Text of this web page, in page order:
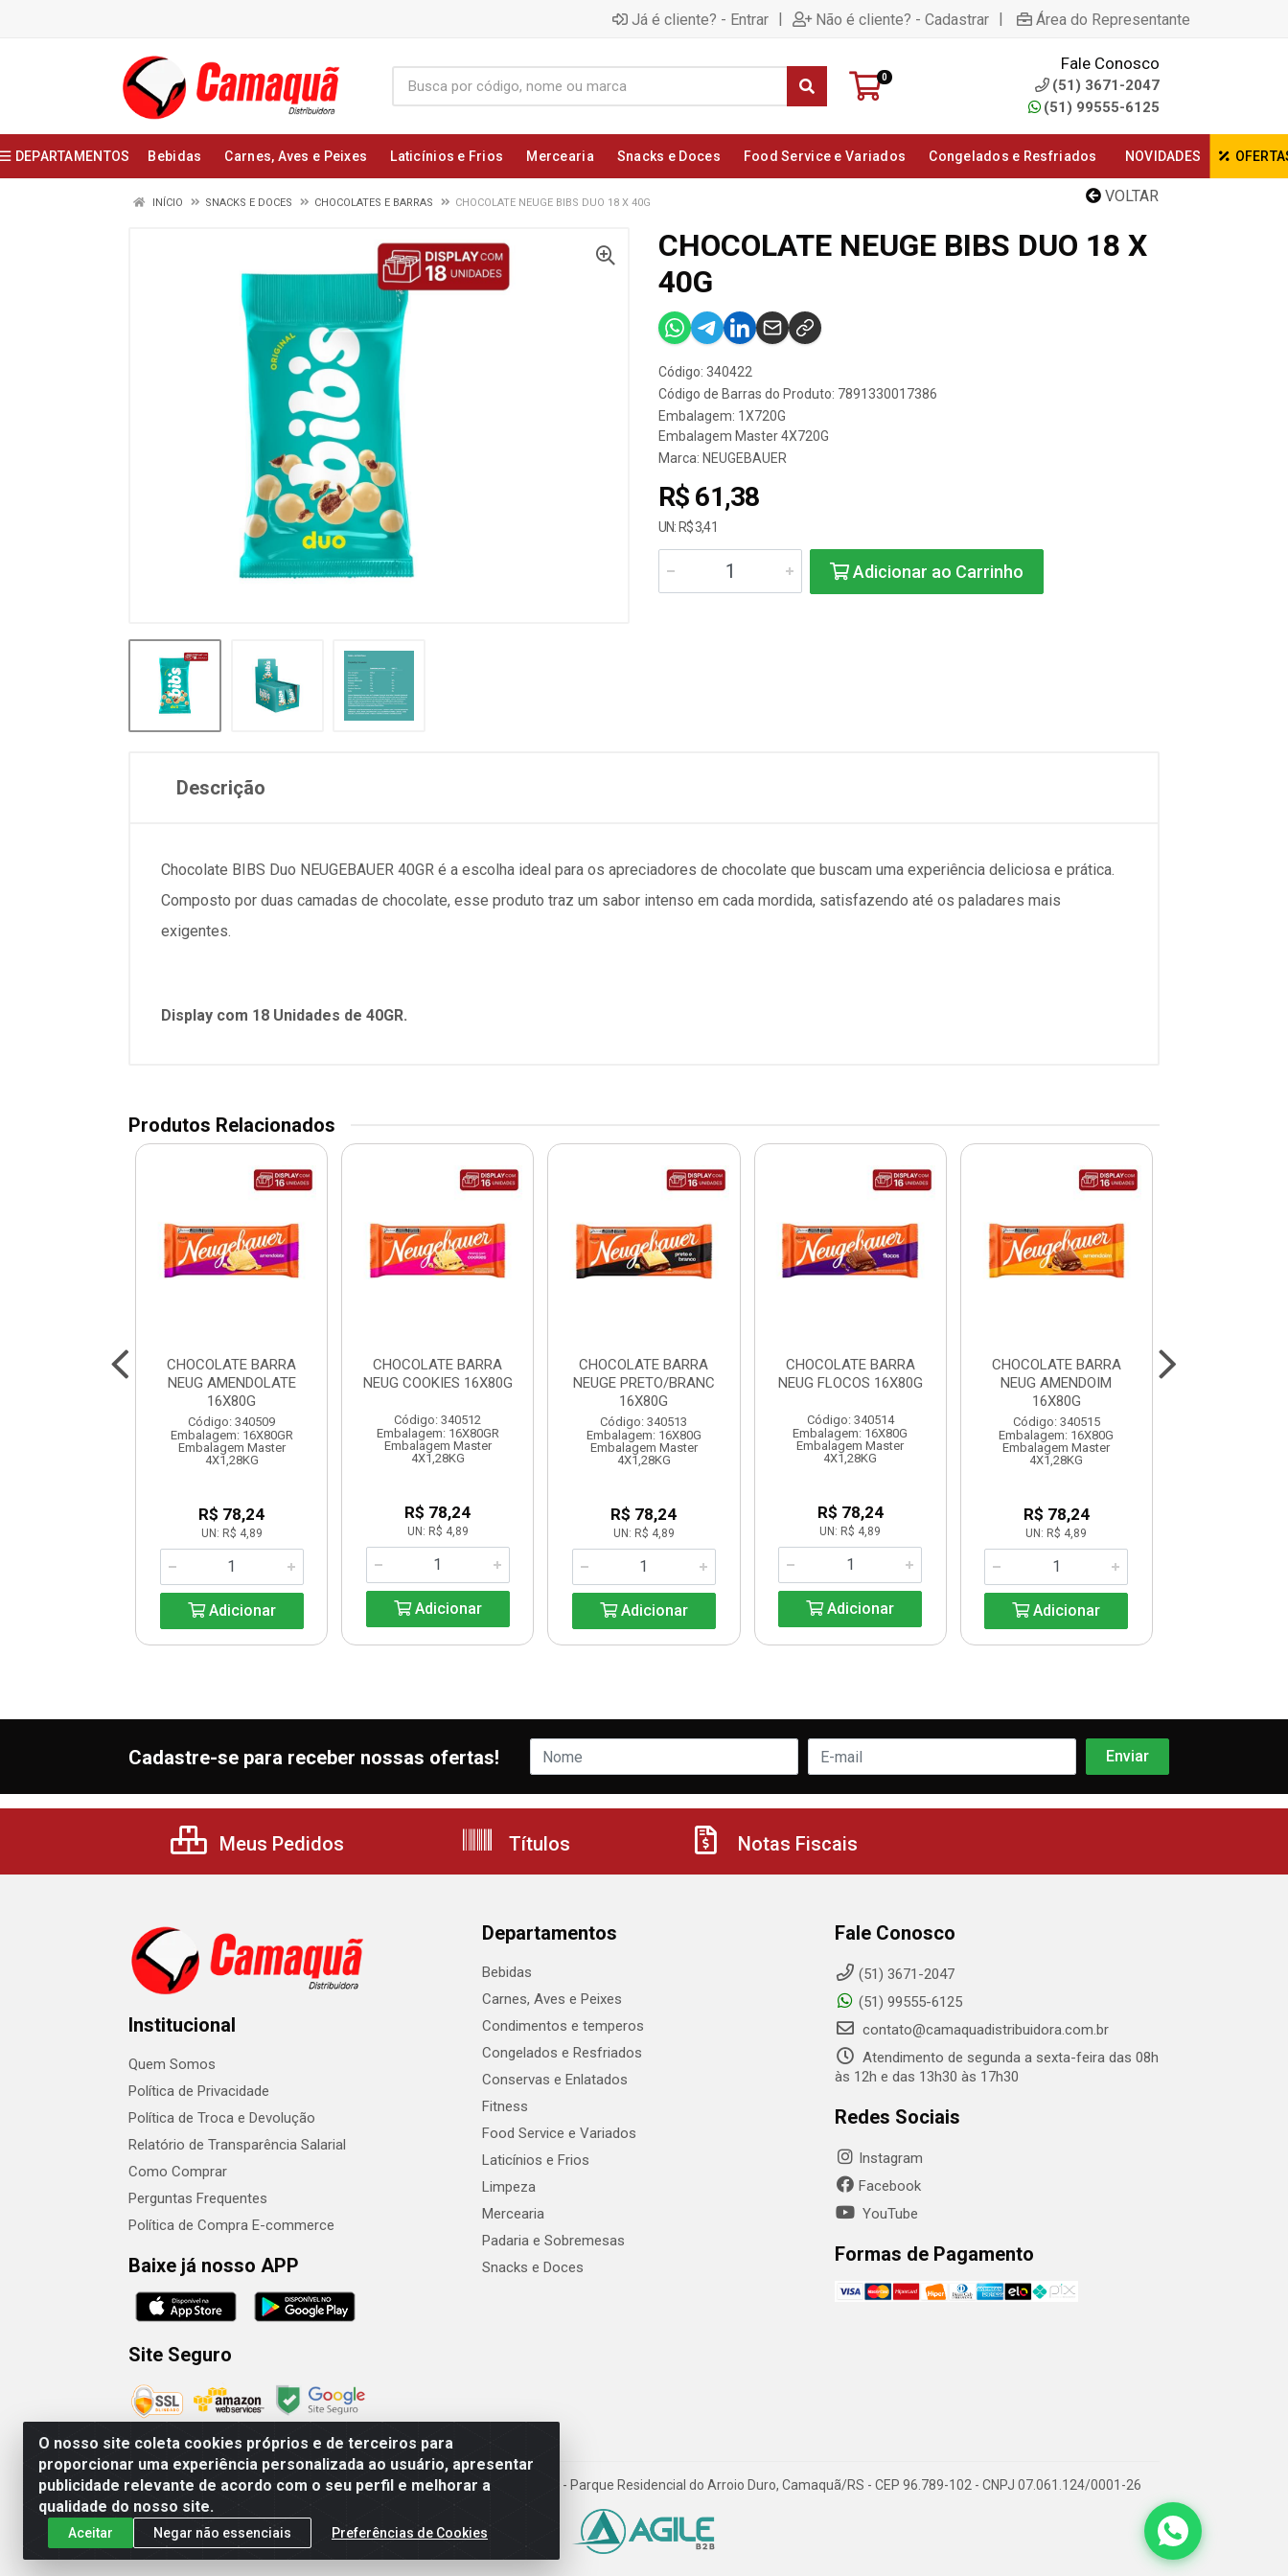
Já é cliente? - Entrar | Não é cliente? - Cadastrar | Área do Representante
0
Fale Conosco
(51) 3671-2047
(51) 99555-6125
DEPARTAMENTOS Bebidas Carnes, Aves e Peixes Laticínios e Frios Mercearia Snacks e Doces Food Service e Variados Congelados e Resfriados NOVIDADES
VOLTAR
INÍCIO SNACKS E DOCES CHOCOLATES E BARRAS CHOCOLATE NEUGE BIBS DUO 18 X 40G
CHOCOLATE NEUGE BIBS DUO 18 X
40G
Código: 340422
Código de Barras do Produto: 7891330017386
Embalagem: 1X720G
Embalagem Master 4X720G
Marca: NEUGEBAUER
R$ 61,38
UN: R$ 3,41
Adicionar ao Carrinho
Descrição
Chocolate BIBS Duo NEUGEBAUER 40GR é a escolha ideal para os apreciadores de chocolate que buscam uma experiência deliciosa e prática.
Composto por duas camadas de chocolate, esse produto traz um sabor intenso em cada mordida, satisfazendo até os paladares mais
exigentes.
Display com 18 Unidades de 40GR.
Produtos Relacionados
CHOCOLATE BARRA
NEUG AMENDOLATE
16X80G
Código: 340509
Embalagem: 16X80GR
Embalagem Master
4X1,28KG
R$ 78,24
UN: R$ 4,89
Adicionar
CHOCOLATE BARRA
NEUG COOKIES 16X80G
Código: 340512
Embalagem: 16X80GR
Embalagem Master
4X1,28KG
R$ 78,24
UN: R$ 4,89
Adicionar
CHOCOLATE BARRA
NEUGE PRETO/BRANC
16X80G
Código: 340513
Embalagem: 16X80G
Embalagem Master
4X1,28KG
R$ 78,24
UN: R$ 4,89
Adicionar
CHOCOLATE BARRA
NEUG FLOCOS 16X80G
Código: 340514
Embalagem: 16X80G
Embalagem Master
4X1,28KG
R$ 78,24
UN: R$ 4,89
Adicionar
CHOCOLATE BARRA
NEUG AMENDOIM
16X80G
Código: 340515
Embalagem: 16X80G
Embalagem Master
4X1,28KG
R$ 78,24
UN: R$ 4,89
Adicionar
O nosso site coleta cookies próprios e de terceiros para
proporcionar uma experiência personalizada ao usuário, apresentar
publicidade relevante de acordo com o seu perfil e melhorar a
qualidade do nosso site.
Aceitar Negar não essenciais Preferências de Cookies
Cadastre-se para receber nossas ofertas!
Meus Pedidos Títulos Notas Fiscais
Institucional
Quem Somos
Política de Privacidade
Política de Troca e Devolução
Relatório de Transparência Salarial
Como Comprar
Perguntas Frequentes
Política de Compra E-commerce
Baixe já nosso APP
Site Seguro
Departamentos
Bebidas
Carnes, Aves e Peixes
Condimentos e temperos
Congelados e Resfriados
Conservas e Enlatados
Fitness
Food Service e Variados
Laticínios e Frios
Limpeza
Mercearia
Padaria e Sobremesas
Snacks e Doces
Fale Conosco
(51) 3671-2047
(51) 99555-6125
contato@camaquadistribuidora.com.br
Atendimento de segunda a sexta-feira das 08h
às 12h e das 13h30 às 17h30
Redes Sociais
Instagram
Facebook
YouTube
Formas de Pagamento
Camaquã Distribuidora Ltda - Avenida Conego Luiz W Hanquet, 1001 - Parque Residencial do Arroio Duro, Camaquã/RS - CEP 96.789-102 - CNPJ 07.061.124/0001-26